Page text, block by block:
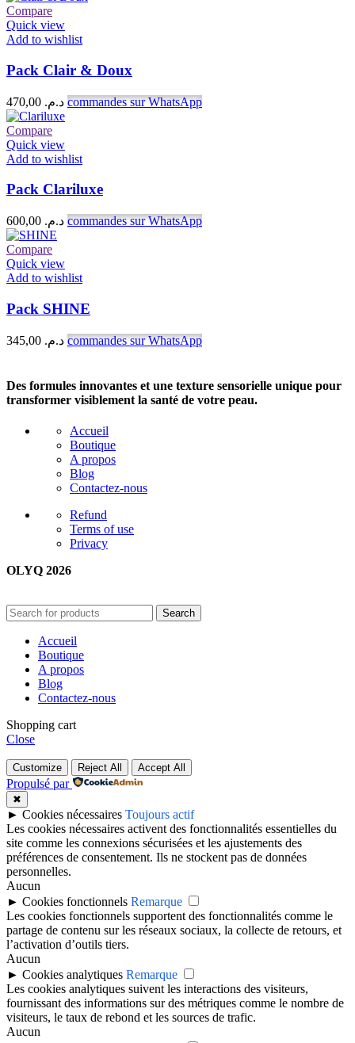
Compare
Quick view
Add to wishlist
Pack Clair & Doux
د.م. commandes sur WhatsApp
Compare
Quick view
Add to wishlist
Pack Clariluxe
د.م. commandes sur WhatsApp
Compare
Quick view
Add to wishlist
Pack SHINE
د.م. commandes sur WhatsApp
Des formules innovantes et une texture sensorielle unique pour
transformer visiblement la santé de votre peau.
Accueil
Boutique
A propos
Blog
Contactez-nous
Refund
Terms of use
Privacy
OLYQ 2026
Search
Accueil
Boutique
A propos
Blog
Contactez-nous
Shopping cart
Close
Customize Reject All Accept All
Propulsé par
✖
► Cookies nécessaires Toujours actif
Les cookies nécessaires activent des fonctionnalités essentielles du
site comme les connexions sécurisées et les ajustements des
préférences de consentement. Ils ne stockent pas de données
personnelles.
Aucun
► Cookies fonctionnels Remarque
Les cookies fonctionnels supportent des fonctionnalités comme le
partage de contenu sur les réseaux sociaux, la collecte de retours, et
l’activation d’outils tiers.
Aucun
► Cookies analytiques Remarque
Les cookies analytiques suivent les interactions des visiteurs,
fournissant des informations sur des métriques comme le nombre de
visiteurs, le taux de rebond et les sources de trafic.
Aucun